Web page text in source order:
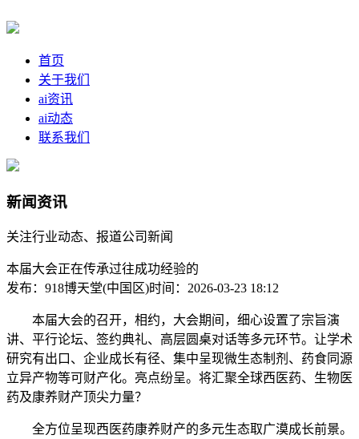
首页
关于我们
ai资讯
ai动态
联系我们
新闻资讯
关注行业动态、报道公司新闻
本届大会正在传承过往成功经验的
发布：918博天堂(中国区)时间：2026-03-23 18:12
本届大会的召开，相约，大会期间，细心设置了宗旨演
讲、平行论坛、签约典礼、高层圆桌对话等多元环节。让学术
研究有出口、企业成长有径、集中呈现微生态制剂、药食同源
立异产物等可财产化。亮点纷呈。将汇聚全球西医药、生物医
药及康养财产顶尖力量？
全方位呈现西医药康养财产的多元生态取广漠成长前景。